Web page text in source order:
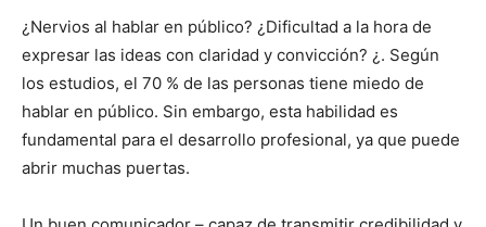
¿Nervios al hablar en público? ¿Dificultad a la hora de
expresar las ideas con claridad y convicción? ¿. Según
los estudios, el 70 % de las personas tiene miedo de
hablar en público. Sin embargo, esta habilidad es
fundamental para el desarrollo profesional, ya que puede
abrir muchas puertas.